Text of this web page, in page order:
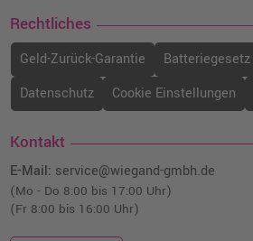
Rechtliches
Geld-Zurück-Garantie Batteriegesetz
Datenschutz
Cookie Einstellungen
Kontakt
E-Mail: service@wiegand-gmbh.de
(Mo - Do 8:00 bis 17:00 Uhr)
(Fr 8:00 bis 16:00 Uhr)